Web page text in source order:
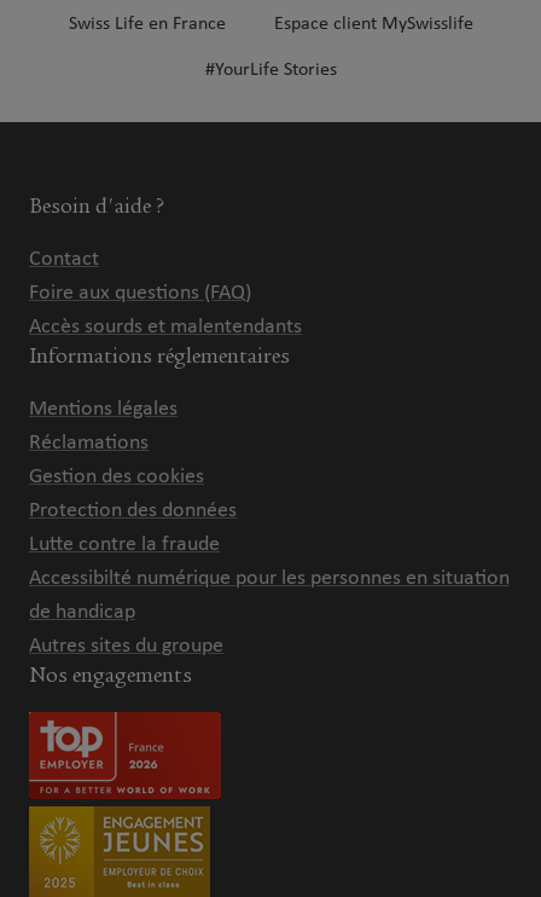
Swiss Life en France Espace client MySwisslife
#YourLife Stories
Besoin d'aide ?
Contact
Foire aux questions (FAQ)
Accès sourds et malentendants
Informations réglementaires
Mentions légales
Réclamations
Gestion des cookies
Protection des données
Lutte contre la fraude
Accessibilté numérique pour les personnes en situation
de handicap
Autres sites du groupe
Nos engagements